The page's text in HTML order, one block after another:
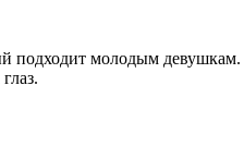
молодым девушкам.